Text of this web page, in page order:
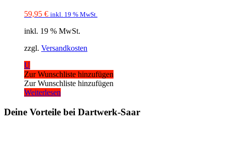
59,95 € inkl. 19 % MwSt.
inkl. 19 % MwSt.
zzgl. Versandkosten
U
Zur Wunschliste hinzufügen
Zur Wunschliste hinzufügen
Weiterlesen
Deine Vorteile bei Dartwerk-Saar